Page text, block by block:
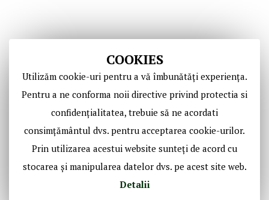
COOKIES
Utilizăm cookie-uri pentru a vă îmbunătăți experiența.
Pentru a ne conforma noii directive privind protectia si
confidențialitatea, trebuie să ne acordati
consimțământul dvs. pentru acceptarea cookie-urilor.
Prin utilizarea acestui website sunteți de acord cu
stocarea și manipularea datelor dvs. pe acest site web.
Detalii
Copyright © Casa de Licitaţii Historic SRL
Social Media Historic